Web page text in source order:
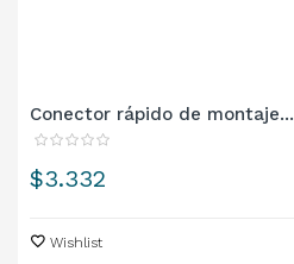
Conector rápido de montaje...
Precio
$3.332
Wishlist